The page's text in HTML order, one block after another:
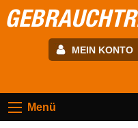
MEIN KONTO
Passwort:
Menü